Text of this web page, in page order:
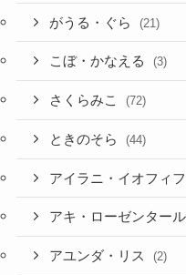
がうる・ぐら (21)
こぼ・かなえる (3)
さくらみこ (72)
ときのそら (44)
アイラニ・イオフィ
アキ・ローゼンタール
アユンダ・リス (2)